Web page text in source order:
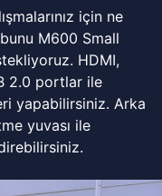
için ne
M600 Small
HDMI,
2.0 portlar ile
yapabilirsiniz. Arka
yuvası ile